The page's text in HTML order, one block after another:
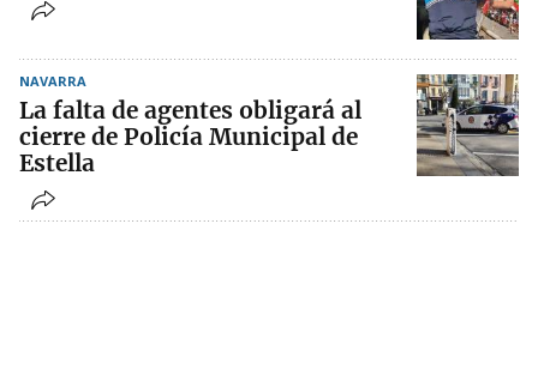
NAVARRA
La falta de agentes obligará al
cierre de Policía Municipal de
Estella